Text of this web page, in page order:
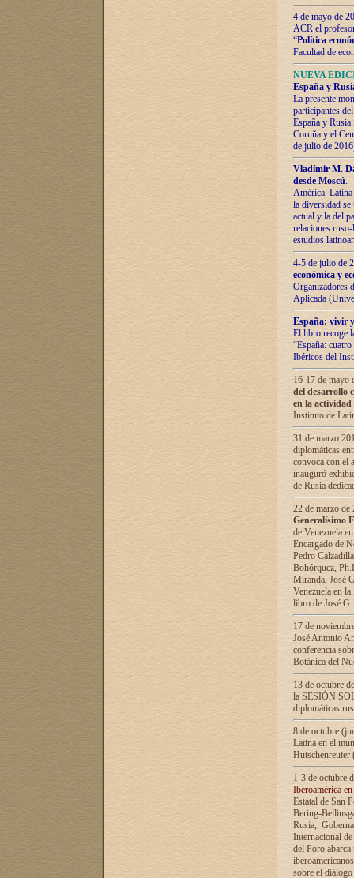
4 de mayo de
ACR el
“Política
Facultad de
NUEVA
España y
La presente
participantes
España y
Coruña y el
de julio de
Vladímir М.
desde Moscú.
América Latina
la diversidad
actual у lа del
relaciones
estudios
4-5 de julio de
económica y
Organizadores
Aplicada
España: vivir
El libro recoge
“España:
Ibéricos del
16-17 de mayo
del desarrollo
en la
Instituto de
31 de marzo
diplomáticas
convoca con el
inauguró
de Rusia
22 de marzo
Generalísimo
de Venezuela
Encargado de
Pedro
Bohórquez,
Miranda, José
Venezuela en
libro de José
17 de
José Antonio
conferencia
Botánica del
13 de octubre
la SESIÓN
diplomáticas
8 de octubre
Latina en el
1-3 de octubre
Iberoamérica
Estatal de San
Bering-
Rusia,
Internacional
del Foro
sobre el